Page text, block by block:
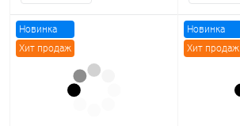
Новинка
Хит продаж
Новинка
Хит продаж